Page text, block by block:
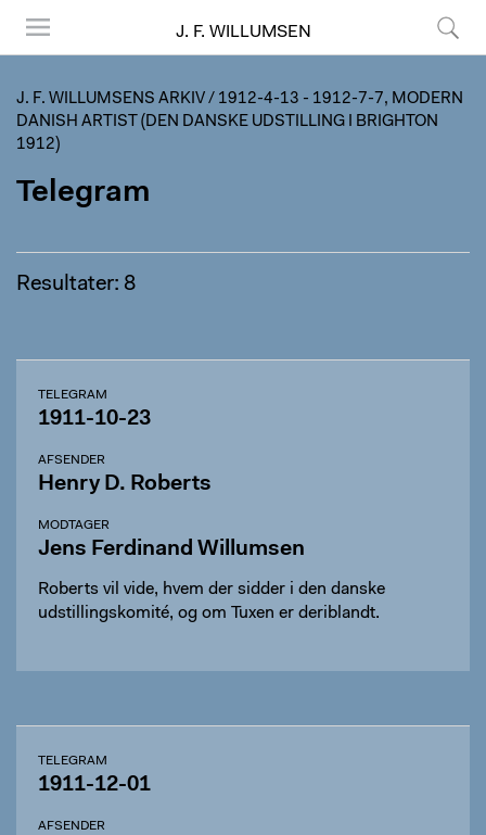
J. F. WILLUMSEN
J. F. WILLUMSENS ARKIV / 1912-4-13 - 1912-7-7, MODERN
DANISH ARTIST (DEN DANSKE UDSTILLING I BRIGHTON
1912)
Telegram
Resultater: 8
TELEGRAM
1911-10-23
AFSENDER
Henry D. Roberts
MODTAGER
Jens Ferdinand Willumsen
Roberts vil vide, hvem der sidder i den danske
udstillingskomité, og om Tuxen er deriblandt.
TELEGRAM
1911-12-01
AFSENDER